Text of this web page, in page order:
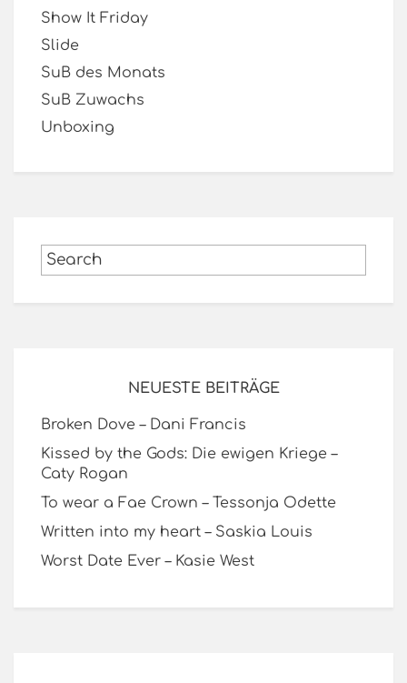
Show It Friday
Slide
SuB des Monats
SuB Zuwachs
Unboxing
NEUESTE BEITRÄGE
Broken Dove – Dani Francis
Kissed by the Gods: Die ewigen Kriege –
Caty Rogan
To wear a Fae Crown – Tessonja Odette
Written into my heart – Saskia Louis
Worst Date Ever – Kasie West